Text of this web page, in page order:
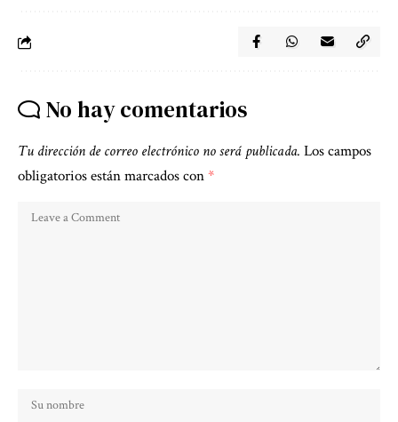
No hay comentarios
Tu dirección de correo electrónico no será publicada. Los campos
obligatorios están marcados con*